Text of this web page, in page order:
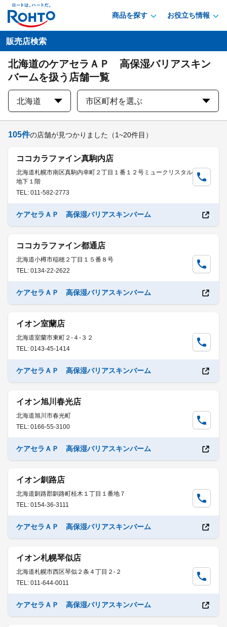
商品を探す お役立ち情報
販売店検索
北海道のケアセラＡＰ 高保湿バリアスキン
バームを扱う店舗一覧
北海道 市区町村を選ぶ
105件の店舗が見つかりました （1~20件目）
ココカラファイン真駒内店
北海道札幌市南区真駒内幸町２丁目１番１２号ミュークリスタル
地下１階
TEL: 011-582-2773
ケアセラＡＰ 高保湿バリアスキンバーム
ココカラファイン都通店
北海道小樽市稲穂２丁目１５番８号
TEL: 0134-22-2622
ケアセラＡＰ 高保湿バリアスキンバーム
イオン室蘭店
北海道室蘭市東町２-４-３２
TEL: 0143-45-1414
ケアセラＡＰ 高保湿バリアスキンバーム
イオン旭川春光店
北海道旭川市春光町
TEL: 0166-55-3100
ケアセラＡＰ 高保湿バリアスキンバーム
イオン釧路店
北海道釧路郡釧路町桂木１丁目１番地７
TEL: 0154-36-3111
ケアセラＡＰ 高保湿バリアスキンバーム
イオン札幌琴似店
北海道札幌市西区琴似２条４丁目２-２
TEL: 011-644-0011
ケアセラＡＰ 高保湿バリアスキンバーム